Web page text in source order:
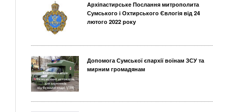
Архіпастирське Послання митрополита
Сумського і Охтирського Євлогія від 24
лютого 2022 року
Допомога Сумської єпархії воїнам ЗСУ та
мирним громадянам